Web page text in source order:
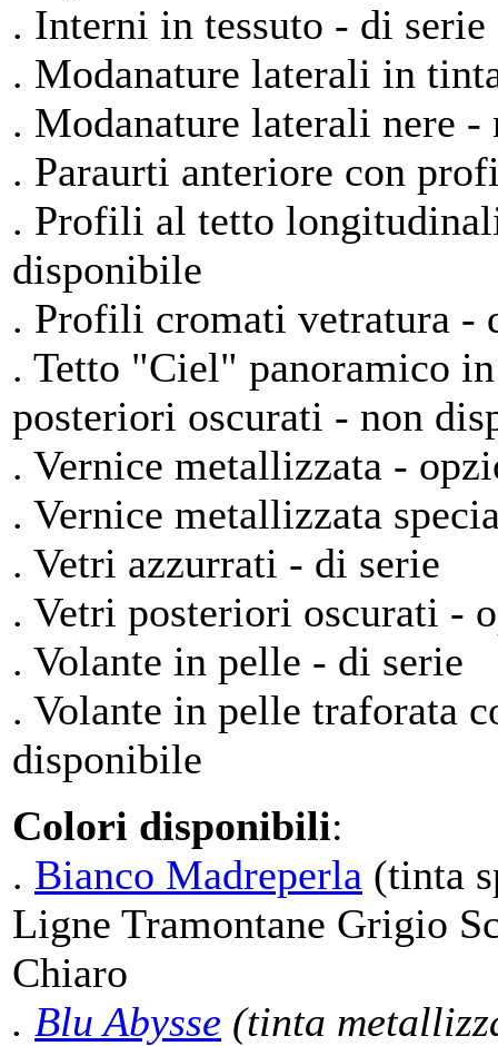
. Interni in tessuto - di serie
. Modanature laterali in
. Modanature laterali nere
. Paraurti anteriore con
. Profili al tetto
disponibile
. Profili cromati vetratura -
. Tetto "Ciel" panoramico
posteriori oscurati - non
. Vernice metallizzata -
. Vernice metallizzata
. Vetri azzurrati - di serie
. Vetri posteriori oscurati -
. Volante in pelle - di serie
. Volante in pelle traforata
disponibile
Colori disponibili:
. Bianco Madreperla (tinta
Ligne Tramontane Grigio
Chiaro
. Blu Abysse (tinta